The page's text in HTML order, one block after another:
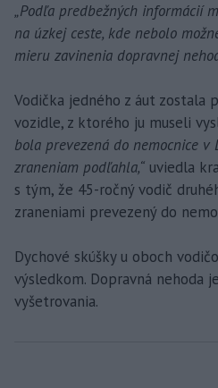
„Podľa predbežných informácií
na úzkej ceste, kde nebolo
mieru zavinenia dopravnej
Vodička jedného z áut zostala
vozidle, z ktorého ju museli
bola prevezená do nemocnice v
zraneniam podľahla,“ uviedla
s tým, že 45-ročný vodič
zraneniami prevezený do
Dychové skúšky u oboch
výsledkom. Dopravná nehoda
vyšetrovania.